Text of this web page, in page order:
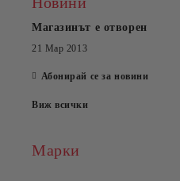
Магазинът е отворен
21 Мар 2013
Абонирай се за новини
Виж всички
Марки